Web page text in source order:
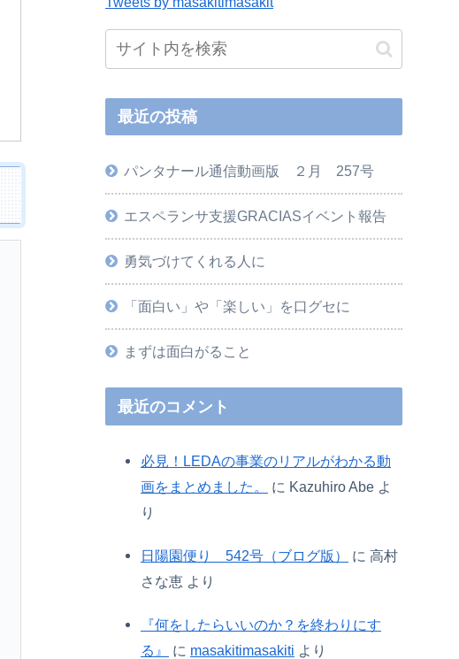
最近の投稿
パンタナール通信動画版 ２月 257号
エスペランサ支援GRACIASイベント報告
勇気づけてくれる人に
「面白い」や「楽しい」を口グセに
まずは面白がること
最近のコメント
必見！LEDAの事業のリアルがわかる動
画をまとめました。
に Kazuhiro Abe よ
り
日陽園便り 542号（ブログ版） に 高村
さな恵 より
『何をしたらいいのか？を終わりにす
る』
に masakitimasakiti より